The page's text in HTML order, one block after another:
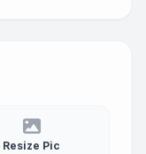
Resize Pic